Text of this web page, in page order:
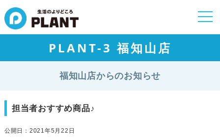
PLANT-3 福知山店
福知山店からのお知らせ
担当者おすすめ商品♪
公開日：2021年5月22日